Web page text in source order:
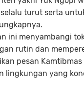
turut serta
ini menyambangi
rutin dan
pesan
lingkungan yang